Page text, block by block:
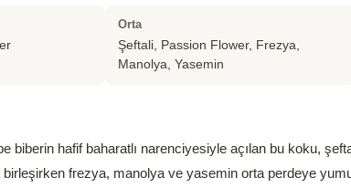
Orta
Şeftali, Passion Flower, Frezya,
Manolya, Yasemin
biberin hafif baharatlı narenciyesiyle açılan bu koku,
birleşirken frezya, manolya ve yasemin orta perdeye